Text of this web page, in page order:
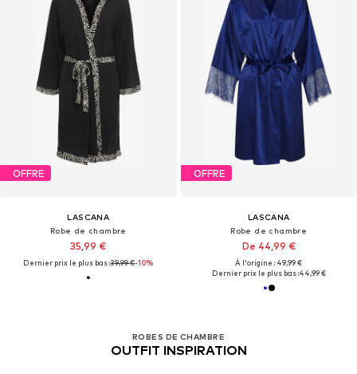
OFFRE
LASCANA
Robe de chambre
35,99 €
Dernier prix le plus bas :39,99 €-10%
OFFRE
LASCANA
Robe de chambre
De 44,99 €
À l'origine : 49,99 €
Dernier prix le plus bas :44,99 €
ROBES DE CHAMBRE
OUTFIT INSPIRATION